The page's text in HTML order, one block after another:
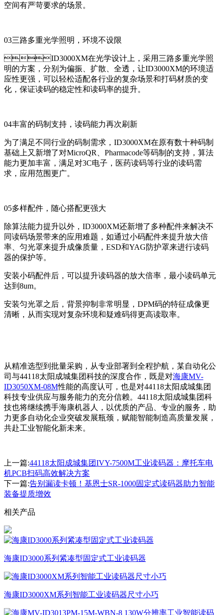
空间有严苛要求的场景。
03三路多重光学照明，环境不设限
ID3000XM在光学设计上，采用三路多重光学照
明的方案，分别为偏振、扩散、全透，让ID3000XM的环境适
应性更强，可以轻松适配各行业的复杂场景和打码材质的变
化，保证读码的稳定性和读码率的提升。
04丰富的码制支持，读码能力再次刷新
为了满足不同行业的码制需求，ID3000XM在原有数十种码制
基础上又新增了对MicroQR、Pharmacode等码制的支持，算法
能力更加丰富，满足对3C电子，医药读码等行业的读码需
求，应用范围更广。
05多样配件，随心搭配更强大
除算法能力提升以外，ID3000XM还新增了多种配件来解决不
同读码场景带来的应用难题，如通过小码配件来提升放大倍
率、匀光罩来提升成像质量，ESD和YAG防护罩来进行读码
器的保护等。
安装小码配件后，可以提升读码器的放大倍率，最小读码单元
达到8um。
安装匀光罩之后，背景抑制非常明显，DPM码的特征成像更
清晰，从而实现对复杂环境和疑难码得更高读取率。
从精准选型到批量采购，从专业部署到全程护航，某自动化公
司与44118太阳成城集团科技的深度合作，既是对海康MV-
ID3050XM-08M性能的高度认可，也是对44118太阳成城集团
科技专业供应与服务能力的充分信赖。 44118太阳成城集团科
技也将继续携手海康机器人，以优质的产品、专业的服务，助
力更多自动化企业突破发展瓶颈，赋能智能制造高质量发展，
共赴工业智能化新未来。
上一篇:44118太阳成城集团IVY-7500M工业读码器：摩托车电
机PCB扫码高效解决方案
下一篇:告别漏读卡顿！基恩士SR-1000固定式读码器助力智能
装备提质增效
相关产品
海康ID3000系列紧凑型固定式工业读码器
海康ID3000XM系列智能工业读码器尺寸小巧